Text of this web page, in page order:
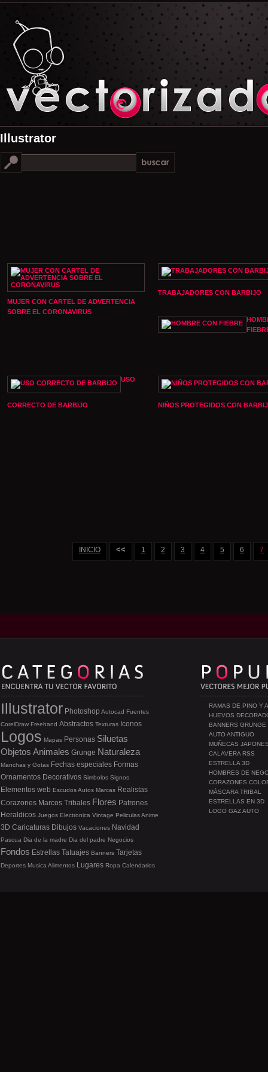
Illustrator
MUJER CON CARTEL DE ADVERTENCIA
SOBRE EL CORONAVIRUS
TRABAJADORES CON BARBIJO
USO
CORRECTO DE BARBIJO NIÑOS PROTEGIDOS CON
INICIO << 1 2 3 4 5 6 7
RAMAS DE PINO Y
HUEVOS
BANNERS GRUNGE
AUTO ANTIGUO
MUÑECAS
CALAVERA RSS
ESTRELLA 3D
HOMBRES DE
CORAZONES
MÁSCARA TRIBAL
ESTRELLAS EN 3D
LOGO GAZ AUTO
Illustrator Photoshop Autocad Fuentes
CorelDraw Freehand Abstractos Texturas Iconos
Logos Mapas Personas Siluetas
Objetos Animales Grunge Naturaleza
Manchas y Gotas Fechas especiales Formas
Ornamentos Decorativos Simbolos Signos
Elementos web EscudosAutos Marcas Realistas
Corazones Marcos Tribales Flores Patrones
Heraldicos Juegos Electronica Vintage PeliculasAnime
3D Caricaturas Dibujos Vacaciones Navidad
Pascua Dia de la madre Dia del padre Negocios
Fondos Estrellas Tatuajes Banners Tarjetas
Deportes Musica Alimentos Lugares Ropa Calendarios